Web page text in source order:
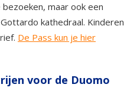
maar ook een
kathedraal. Kinderen
De Pass kun je hier
voor de Duomo